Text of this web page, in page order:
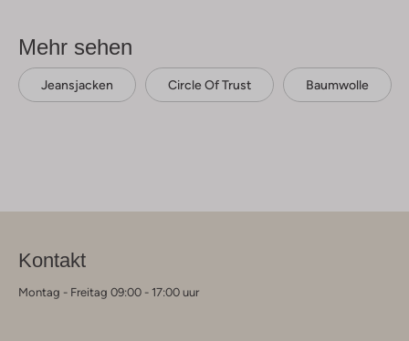
Mehr sehen
Jeansjacken Circle Of Trust Baumwolle
Kontakt
Montag - Freitag 09:00 - 17:00 uur